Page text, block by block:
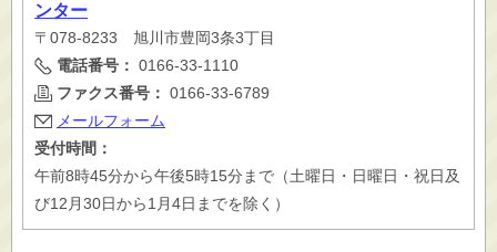
ンター
〒078-8233 旭川市豊岡3条3丁目
電話番号： 0166-33-1110
ファクス番号： 0166-33-6789
メールフォーム
受付時間：
午前8時45分から午後5時15分まで（土曜日・日曜日・祝日及
び12月30日から1月4日までを除く）